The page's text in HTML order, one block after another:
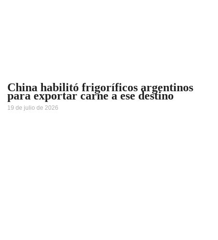
China habilitó frigoríficos argentinos
para exportar carne a ese destino
19 de julio de 2026